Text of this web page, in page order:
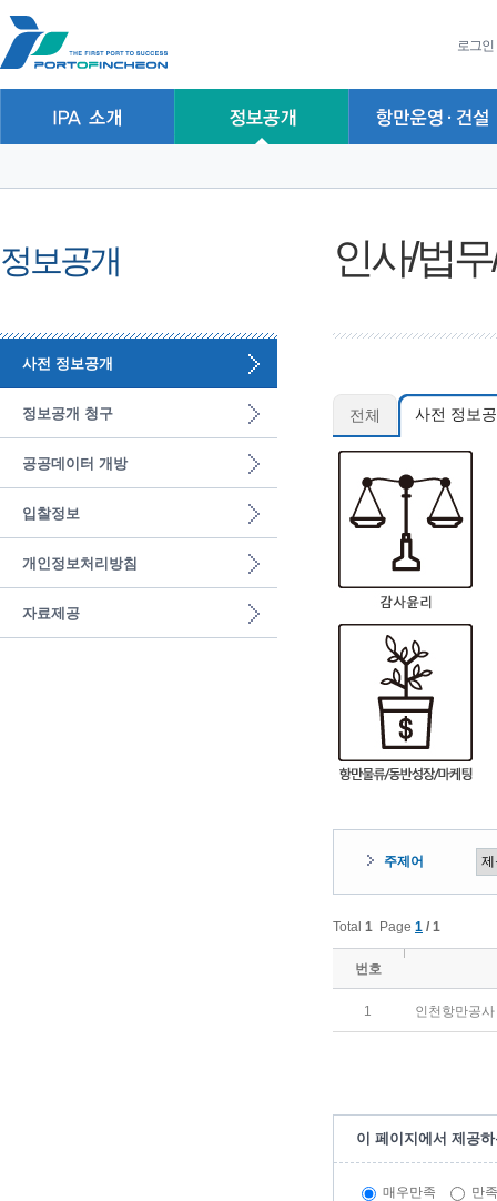
로그인
정보공개
사전 정보공개
정보공개 청구
공공데이터 개방
입찰정보
개인정보처리방침
자료제공
인사/법
전체 사전 정보
주제어
Total 1 Page 1 / 1
번호
1 인천항만공
이 페이지에서 제공
매우만족 만족